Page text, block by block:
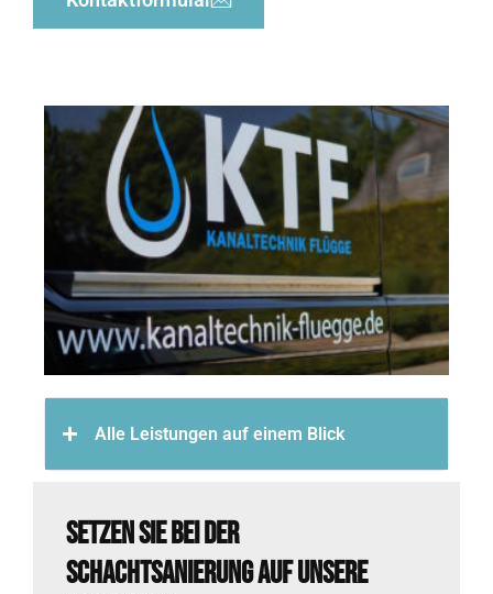
Alle Leistungen auf einem Blick
Setzen Sie bei der
Schachtsanierung auf unsere